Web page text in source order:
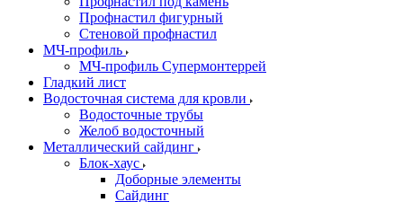
Профнастил фигурный
Стеновой профнастил
МЧ-профиль
МЧ-профиль Супермонтеррей
Гладкий лист
Водосточная система для кровли
Водосточные трубы
Желоб водосточный
Металлический сайдинг
Блок-хаус
Доборные элементы
Сайдинг